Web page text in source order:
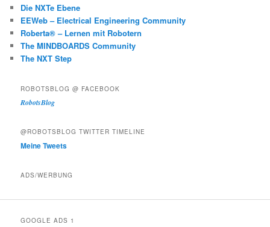
Die NXTe Ebene
EEWeb – Electrical Engineering Community
Roberta® – Lernen mit Robotern
The MINDBOARDS Community
The NXT Step
ROBOTSBLOG @ FACEBOOK
RobotsBlog
@ROBOTSBLOG TWITTER TIMELINE
Meine Tweets
ADS/WERBUNG
GOOGLE ADS 1